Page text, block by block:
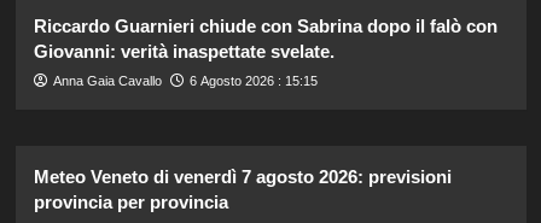
Riccardo Guarnieri chiude con Sabrina dopo il falò con
Giovanni: verità inaspettate svelate.
Anna Gaia Cavallo 6 Agosto 2026 : 15:15
Meteo Veneto di venerdì 7 agosto 2026: previsioni
provincia per provincia